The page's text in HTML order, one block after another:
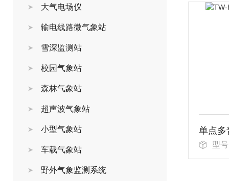
大气电场仪
输电线路微气象站
雪深监测站
校园气象站
森林气象站
超声波气象站
小型气象站
车载气象站
野外气象监测系统
单点多
型